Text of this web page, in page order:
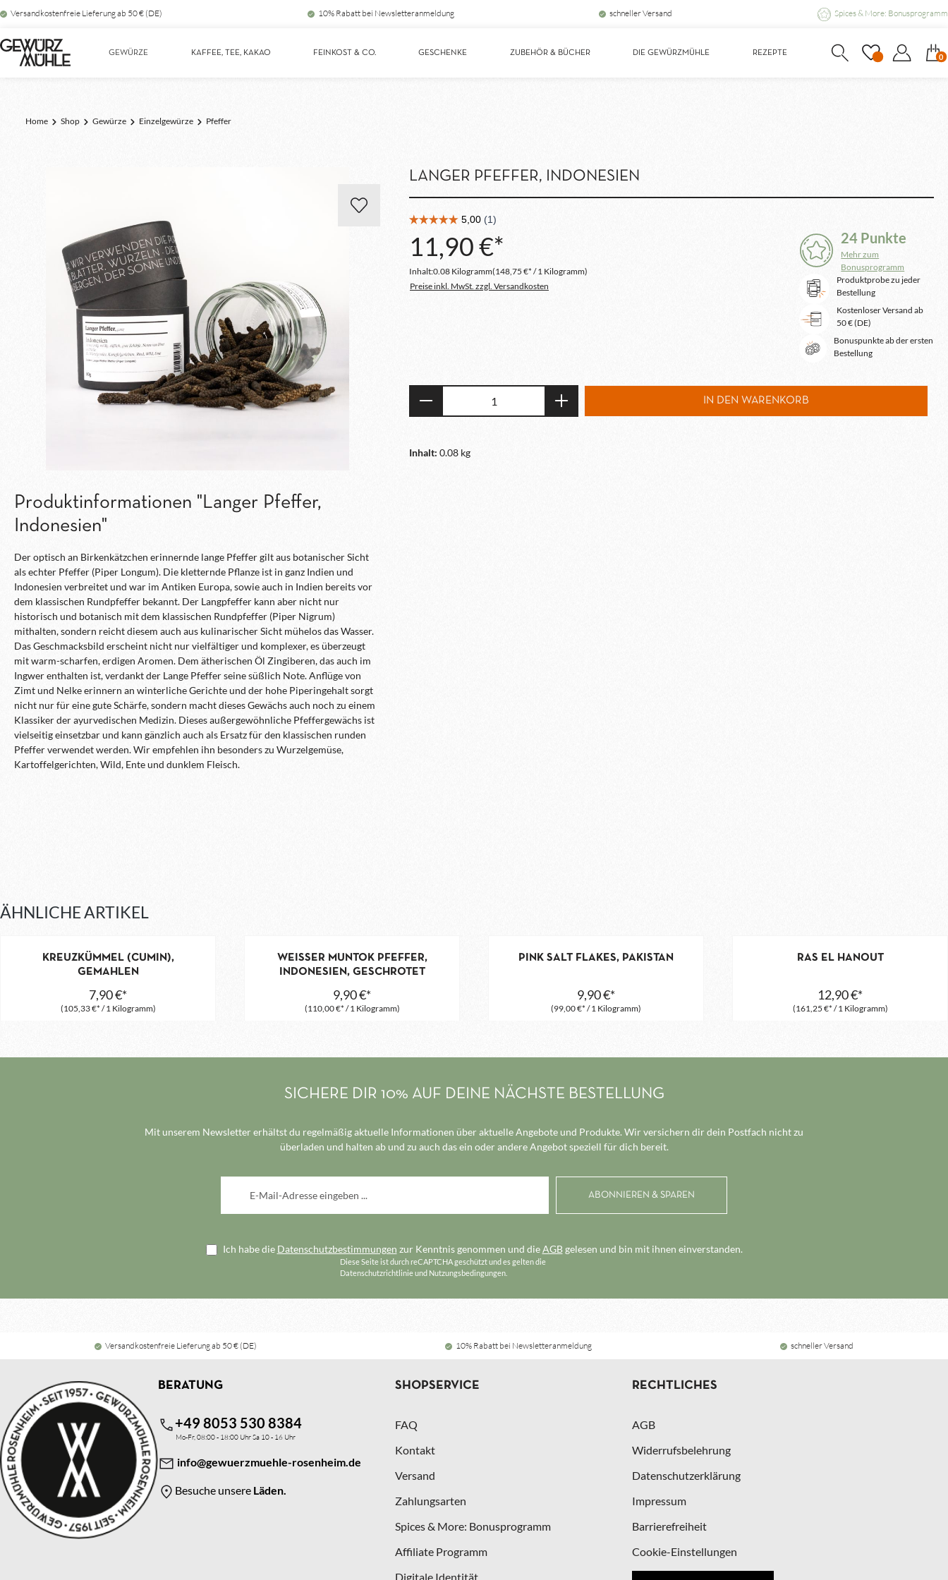
Zur Hauptnavigation springen
Versandkostenfreie Lieferung ab 50 € (DE) 10% Rabatt bei Newsletteranmeldung schneller Versand Spices & More: Bonusprogramm
GEWÜRZE KAFFEE, TEE, KAKAO FEINKOST & CO. GESCHENKE ZUBEHÖR & BÜCHER DIE GEWÜRZMÜHLE REZEPTE 0
Home Shop Gewürze Einzelgewürze Pfeffer
Produktinformationen "Langer Pfeffer,
Indonesien"
Der optisch an Birkenkätzchen erinnernde lange Pfeffer gilt aus botanischer Sicht
als echter Pfeffer (Piper Longum). Die kletternde Pflanze ist in ganz Indien und
Indonesien verbreitet und war im Antiken Europa, sowie auch in Indien bereits vor
dem klassischen Rundpfeffer bekannt. Der Langpfeffer kann aber nicht nur
historisch und botanisch mit dem klassischen Rundpfeffer (Piper Nigrum)
mithalten, sondern reicht diesem auch aus kulinarischer Sicht mühelos das Wasser.
Das Geschmacksbild erscheint nicht nur vielfältiger und komplexer, es überzeugt
mit warm-scharfen, erdigen Aromen. Dem ätherischen Öl Zingiberen, das auch im
Ingwer enthalten ist, verdankt der Lange Pfeffer seine süßlich Note. Anflüge von
Zimt und Nelke erinnern an winterliche Gerichte und der hohe Piperingehalt sorgt
nicht nur für eine gute Schärfe, sondern macht dieses Gewächs auch noch zu einem
Klassiker der ayurvedischen Medizin. Dieses außergewöhnliche Pfeffergewächs ist
vielseitig einsetzbar und kann gänzlich auch als Ersatz für den klassischen runden
Pfeffer verwendet werden. Wir empfehlen ihn besonders zu Wurzelgemüse,
Kartoffelgerichten, Wild, Ente und dunklem Fleisch.
LANGER PFEFFER, INDONESIEN
11,90 €*
Inhalt:0.08 Kilogramm(148,75 €* / 1 Kilogramm)
Preise inkl. MwSt. zzgl. Versandkosten
24 Punkte
Mehr zum
Bonusprogramm
Produktprobe zu jeder
Bestellung
Kostenloser Versand ab
50 € (DE)
Bonuspunkte ab der ersten
Bestellung
Produkt Anzahl: Gib den gewünschten Wert ein oder benutze die
IN DEN WARENKORB
Inhalt: 0.08 kg
ÄHNLICHE ARTIKEL
KREUZKÜMMEL (CUMIN),
GEMAHLEN
(105,33 €* / 1 Kilogramm)
7,90 €*
WEISSER MUNTOK PFEFFER,
INDONESIEN, GESCHROTET
(110,00 €* / 1 Kilogramm)
9,90 €*
PINK SALT FLAKES, PAKISTAN
(99,00 €* / 1 Kilogramm)
9,90 €*
RAS EL HANOUT
(161,25 €* / 1 Kilogramm)
12,90 €*
SICHERE DIR 10% AUF DEINE NÄCHSTE BESTELLUNG
Mit unserem Newsletter erhältst du regelmäßig aktuelle Informationen über aktuelle Angebote und Produkte. Wir versichern dir dein Postfach nicht zu
überladen und halten ab und zu auch das ein oder andere Angebot speziell für dich bereit.
Ich habe die Datenschutzbestimmungen zur Kenntnis genommen und dieAGBgelesen und bin mit ihnen einverstanden.
Diese Seite ist durch reCAPTCHA geschützt und es gelten die
Datenschutzrichtlinieund Nutzungsbedingungen
Versandkostenfreie Lieferung ab 50 € (DE) 10% Rabatt bei Newsletteranmeldung schneller Versand
BERATUNG
+49 8053 530 8384
Mo-Fr, 08:00 - 18:00 Uhr Sa 10 - 16 Uhr
info@gewuerzmuehle-rosenheim.de
Besuche unsere Läden.
SHOPSERVICE
FAQ
Kontakt
Versand
Zahlungsarten
Spices & More: Bonusprogramm
Affiliate Programm
Digitale Identität
RECHTLICHES
AGB
Widerrufsbelehrung
Datenschutzerklärung
Impressum
Barrierefreiheit
Cookie-Einstellungen